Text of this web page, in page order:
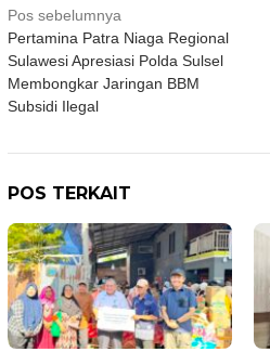
Navigasi
pos
Pos sebelumnya
Pertamina Patra Niaga Regional
Sulawesi Apresiasi Polda Sulsel
Membongkar Jaringan BBM
Subsidi Ilegal
POS TERKAIT